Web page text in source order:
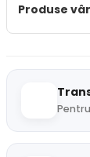
Produse